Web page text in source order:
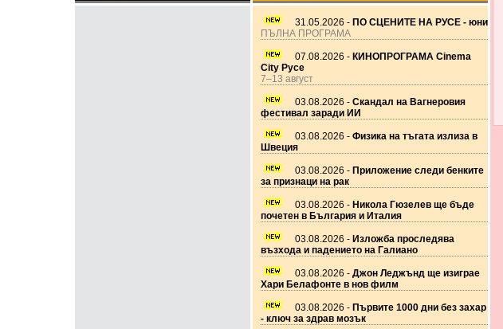
31.05.2026 - ПО СЦЕНИТЕ НА РУСЕ - юни
ПЪЛНА ПРОГРАМА
07.08.2026 - КИНОПРОГРАМА Cinema
City Русе
7–13 август
03.08.2026 - Скандал на Вагнеровия
фестивал заради ИИ
03.08.2026 - Физика на тъгата излиза в
Швеция
03.08.2026 - Приложение следи бенките
за признаци на рак
03.08.2026 - Никола Гюзелев ще бъде
почетен в България и Италия
03.08.2026 - Изложба проследява
възхода и падението на Галиано
03.08.2026 - Джон Леджънд ще изиграе
Хари Белафонте в нов филм
03.08.2026 - Първите 1000 дни без захар
- ключ за здрав мозък